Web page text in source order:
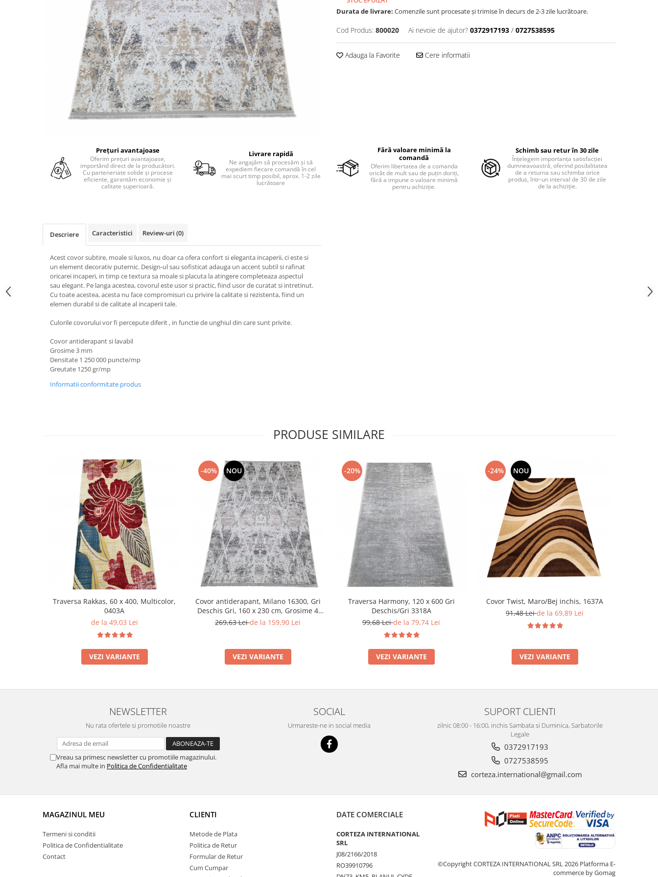
Durata de livrare: Comenzile sunt procesate și trimise în decurs de 2-3 zile lucrătoare.
Cod Produs: 800020 Ai nevoie de ajutor? 0372917193 / 0727538595
Adauga la Favorite Cere informatii
Prețuri avantajoase
Oferim prețuri avantajoase,
importând direct de la producători.
Cu parteneriate solide și procese
eficiente, garantăm economie și
calitate superioară.
Livrare rapidă
Ne angajăm să procesăm și să
expediem fiecare comandă în cel
mai scurt timp posibil, aprox. 1-2 zile
lucrătoare
Fără valoare minimă la
comandă
Oferim libertatea de a comanda
oricât de mult sau de puțin doriți,
fără a impune o valoare minimă
pentru achiziție.
Schimb sau retur în 30 zile
Înțelegem importanța satisfacției
dumneavoastră, oferind posibilitatea
de a returna sau schimba orice
produs, într-un interval de 30 de zile
de la achiziție.
Descriere Caracteristici Review-uri (0)
Acest covor subtire, moale si luxos, nu doar ca ofera confort si eleganta incaperii, ci este si
un element decorativ puternic. Design-ul sau sofisticat adauga un accent subtil si rafinat
oricarei incaperi, in timp ce textura sa moale si placuta la atingere completeaza aspectul
sau elegant. Pe langa acestea, covorul este usor si practic, fiind usor de curatat si intretinut.
Cu toate acestea, acesta nu face compromisuri cu privire la calitate si rezistenta, fiind un
elemen durabil si de calitate al incaperii tale.
Culorile covorului vor fi percepute diferit , in functie de unghiul din care sunt privite.
Covor antiderapant si lavabil
Grosime 3 mm
Densitate 1 250 000 puncte/mp
Greutate 1250 gr/mp
Informatii conformitate produs
PRODUSE SIMILARE
Traversa Rakkas, 60 x 400, Multicolor,
0403A
de la 49,03 Lei
VEZI VARIANTE
-40% NOU
Covor antiderapant, Milano 16300, Gri
Deschis Gri, 160 x 230 cm, Grosime 4
mm
269,63 Leide la 159,90 Lei
VEZI VARIANTE
-20%
Traversa Harmony, 120 x 600 Gri
Deschis/Gri 3318A
99,68 Leide la 79,74 Lei
VEZI VARIANTE
-24% NOU
Covor Twist, Maro/Bej inchis, 1637A
91,48 Leide la 69,89 Lei
VEZI VARIANTE
NEWSLETTER
Nu rata ofertele si promotiile noastre
Vreau sa primesc newsletter cu promotiile magazinului.
Afla mai multe in Politica de Confidentialitate
SOCIAL
Urmareste-ne in social media
SUPORT CLIENTI
zilnic 08:00 - 16:00, inchis Sambata si Duminica, Sarbatorile
Legale
0372917193
0727538595
corteza.international@gmail.com
MAGAZINUL MEU
Termeni si conditii
Politica de Confidentialitate
Contact
CLIENTI
Metode de Plata
Politica de Retur
Formular de Retur
Cum Cumpar
DATE COMERCIALE
CORTEZA INTERNATIONAL
SRL
J08/2166/2018
RO39910796
©Copyright CORTEZA INTERNATIONAL SRL 2026 Platforma E-
commerce by Gomag